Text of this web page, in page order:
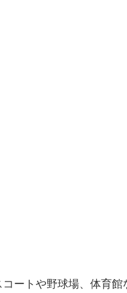
ートや野球場、体育